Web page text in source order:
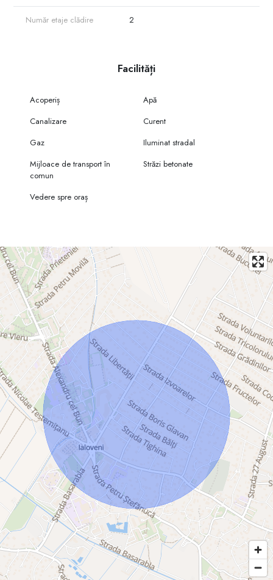
Număr etaje clădire 2
Facilități
Acoperiș
Apă
Canalizare
Curent
Gaz
Iluminat stradal
Mijloace de transport în
comun
Străzi betonate
Vedere spre oraș